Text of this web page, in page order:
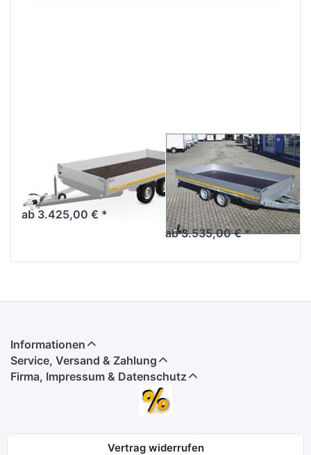
HL 4020
Profihochlader
Alubordwände in versch.
Größen, Höhen und
Gewichten.
ab 3.425,00 € *
EDUARD
HL 4020 LH63
Tandem
Pritschenhochlader 4x2 m
Tandemachse, mit oder
ohne Bordwände
ab 3.535,00 € *
Informationen
Service, Versand & Zahlung
Firma, Impressum & Datenschutz
Vertrag widerrufen